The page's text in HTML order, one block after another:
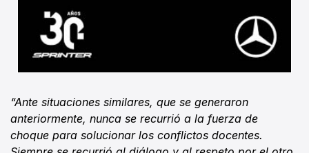
“Ante situaciones similares, que se generaron
anteriormente, nunca se recurrió a la fuerza de
choque para solucionar los conflictos docentes.